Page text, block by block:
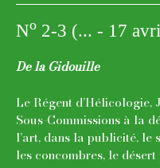
No 2-3 (... - 17
De la Gidouille
Le Régent
Sous-Commissions à la
l’art, dans la publicité, le
les concombres, le